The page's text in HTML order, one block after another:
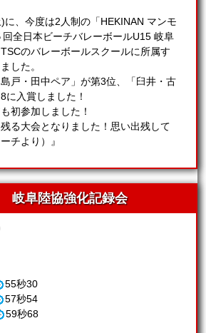
に、今度は2人制の「HEKINAN マンモ
回全日本ビーチバレーボールU15 岐阜
のバレーボールスクールに所属す
した。
戸・田中ペア」が第3位、「臼井・古
に入賞しました！
初参加しました！
残る大会となりました！思い出残して
チより）』
岐阜陸協強化記録会
55秒30
57秒54
59秒68